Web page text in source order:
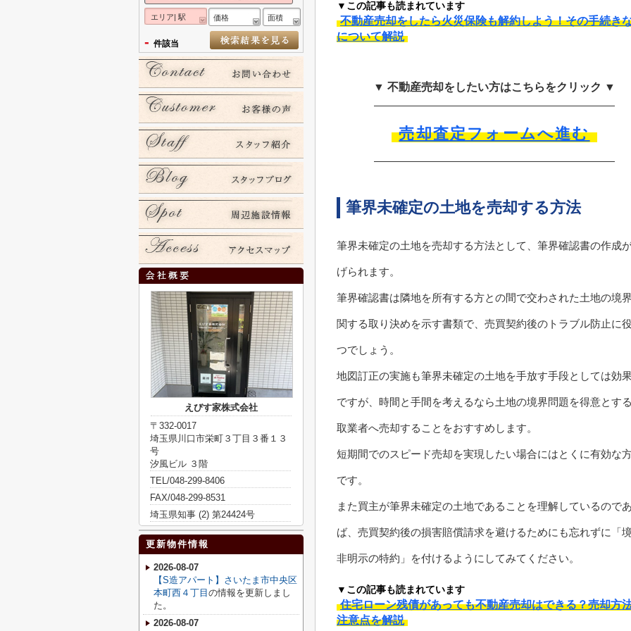
▼この記事も読まれています
不動産売却をしたら火災保険も解約しよう！その手続き
について解説
▼ 不動産売却をしたい方はこちらをクリック ▼
売却査定フォームへ進む
筆界未確定の土地を売却する方法
筆界未確定の土地を売却する方法として、筆界確認書の作成
げられます。
筆界確認書は隣地を所有する方との間で交わされた土地の境
関する取り決めを示す書類で、売買契約後のトラブル防止に
つでしょう。
地図訂正の実施も筆界未確定の土地を手放す手段としては効
ですが、時間と手間を考えるなら土地の境界問題を得意とす
取業者へ売却することをおすすめします。
短期間でのスピード売却を実現したい場合にはとくに有効な
です。
また買主が筆界未確定の土地であることを理解しているので
ば、売買契約後の損害賠償請求を避けるためにも忘れずに「
非明示の特約」を付けるようにしてみてください。
▼この記事も読まれています
住宅ローン残債があっても不動産売却はできる？売却方
注意点を解説
エリア| 駅 価格 面積
- 件該当
えびす家株式会社
〒332-0017
埼玉県川口市栄町３丁目３番１３
号
汐風ビル ３階
TEL/048-299-8406
FAX/048-299-8531
埼玉県知事 (2) 第24424号
更新物件情報
2026-08-07
【S造アパート】さいたま市中央区
本町西４丁目 の情報を更新しまし
た。
2026-08-07